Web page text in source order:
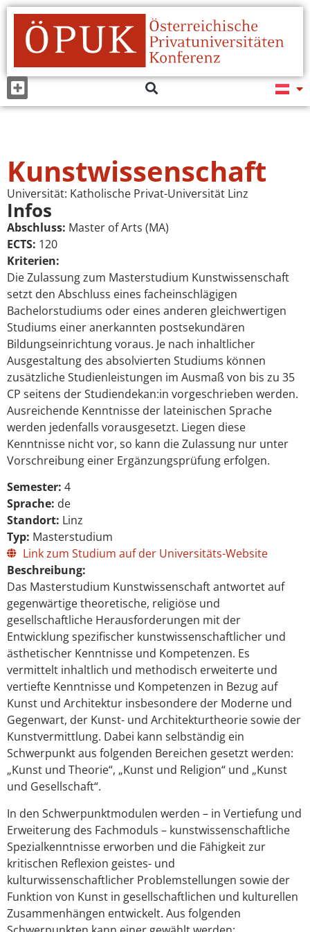
Kunstwissenschaft
Universität: Katholische Privat-Universität Linz
Infos
Abschluss: Master of Arts (MA)
ECTS: 120
Kriterien:
Die Zulassung zum Masterstudium Kunstwissenschaft
setzt den Abschluss eines facheinschlägigen
Bachelorstudiums oder eines anderen gleichwertigen
Studiums einer anerkannten postsekundären
Bildungseinrichtung voraus. Je nach inhaltlicher
Ausgestaltung des absolvierten Studiums können
zusätzliche Studienleistungen im Ausmaß von bis zu 35
CP seitens der Studiendekan:in vorgeschrieben werden.
Ausreichende Kenntnisse der lateinischen Sprache
werden jedenfalls vorausgesetzt. Liegen diese
Kenntnisse nicht vor, so kann die Zulassung nur unter
Vorschreibung einer Ergänzungsprüfung erfolgen.
Semester: 4
Sprache: de
Standort: Linz
Typ: Masterstudium
Link zum Studium auf der Universitäts-Website
Beschreibung:
Das Masterstudium Kunstwissenschaft antwortet auf
gegenwärtige theoretische, religiöse und
gesellschaftliche Herausforderungen mit der
Entwicklung spezifischer kunstwissenschaftlicher und
ästhetischer Kenntnisse und Kompetenzen. Es
vermittelt inhaltlich und methodisch erweiterte und
vertiefte Kenntnisse und Kompetenzen in Bezug auf
Kunst und Architektur insbesondere der Moderne und
Gegenwart, der Kunst- und Architekturtheorie sowie der
Kunstvermittlung. Dabei kann selbständig ein
Schwerpunkt aus folgenden Bereichen gesetzt werden:
„Kunst und Theorie“, „Kunst und Religion“ und „Kunst
und Gesellschaft“.
In den Schwerpunktmodulen werden – in Vertiefung und
Erweiterung des Fachmoduls – kunstwissenschaftliche
Spezialkenntnisse erworben und die Fähigkeit zur
kritischen Reflexion geistes- und
kulturwissenschaftlicher Problemstellungen sowie der
Funktion von Kunst in gesellschaftlichen und kulturellen
Zusammenhängen entwickelt. Aus folgenden